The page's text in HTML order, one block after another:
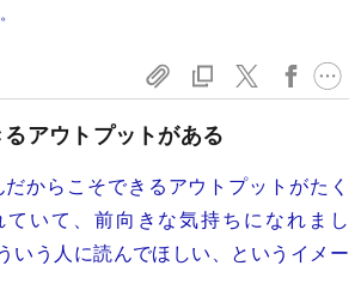
アウトプットがある
からこそできるアウトプットがたく
ていて、前向きな気持ちになれまし
う人に読んでほしい、というイメー